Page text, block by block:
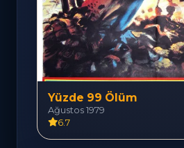
Yüzde 99 Ölüm
Ağustos 1979
6.7